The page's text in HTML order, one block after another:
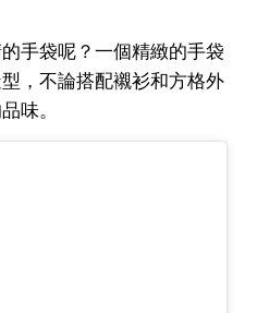
手袋呢？一個精緻的手袋
，不論搭配襯衫和方格外
味。